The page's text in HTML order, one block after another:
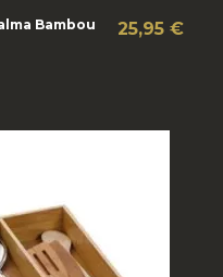
Bambou
25,95 €